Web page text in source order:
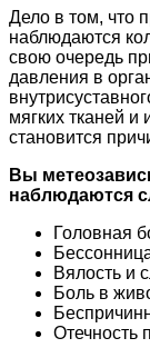
Дело в том, что
наблюдаются
свою очередь
давления в
мягких тканей
становится
Вы
наблюдаются
Головная
Вялость и
Боль в
Отечность